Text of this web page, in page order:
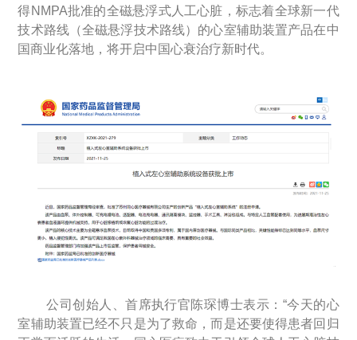
得NMPA批准的全磁悬浮式人工心脏，标志着全球新一代
技术路线（全磁悬浮技术路线）的心室辅助装置产品在中
国商业化落地，将开启中国心衰治疗新时代。
公司创始人、首席执行官陈琛博士表示：“今天的心
室辅助装置已经不只是为了救命，而是还要使得患者回归